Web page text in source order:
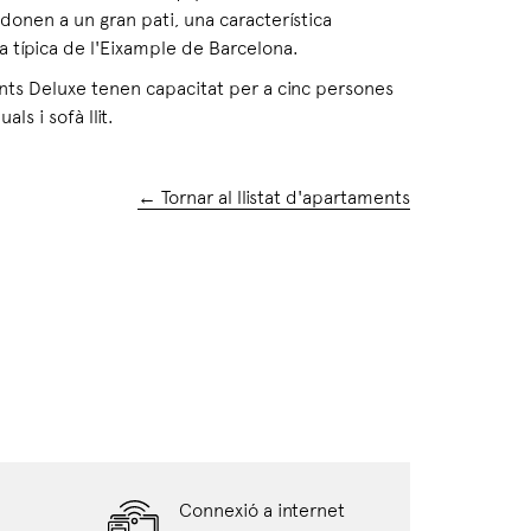
a un gran pati, una característica
típica de l'Eixample de Barcelona.
Deluxe tenen capacitat per a cinc persones
i sofà llit.
← Tornar al llistat d'apartaments
Connexió a internet